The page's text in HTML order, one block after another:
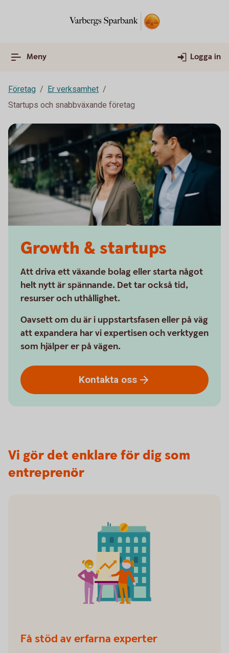
Meny Logga in
Företag
Er verksamhet
Startups och snabbväxande företag
Growth & startups
Att driva ett växande bolag eller starta något
helt nytt är spännande. Det tar också tid,
resurser och uthållighet.
Oavsett om du är i uppstartsfasen eller på väg
att expandera har vi expertisen och verktygen
som hjälper er på vägen.
Kontakta oss
Vi gör det enklare för dig som
entreprenör
Få stöd av erfarna experter